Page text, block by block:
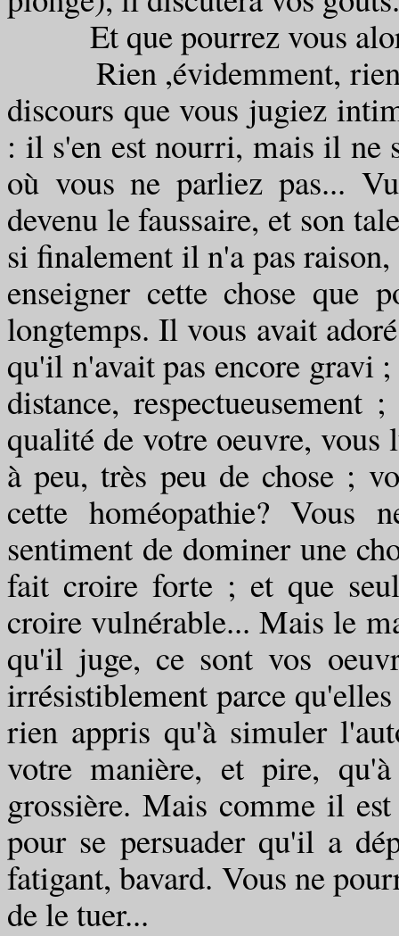
Et que pourrez vous
Rien ,évidemment,
discours que vous jugiez
: il s'en est nourri, mais il ne
où vous ne parliez pas...
devenu le faussaire, et son
si finalement il n'a pas
enseigner cette chose que
longtemps. Il vous avait
qu'il n'avait pas encore
distance,
qualité de votre oeuvre,
à peu, très peu de chose ;
cette homéopathie?
sentiment de dominer une
fait croire forte ; et que
croire vulnérable... Mais le
qu'il juge, ce sont vos
irrésistiblement parce
rien appris qu'à simuler
votre manière, et pire,
grossière. Mais comme il
pour se persuader qu'il a
fatigant, bavard. Vous ne
de le tuer...